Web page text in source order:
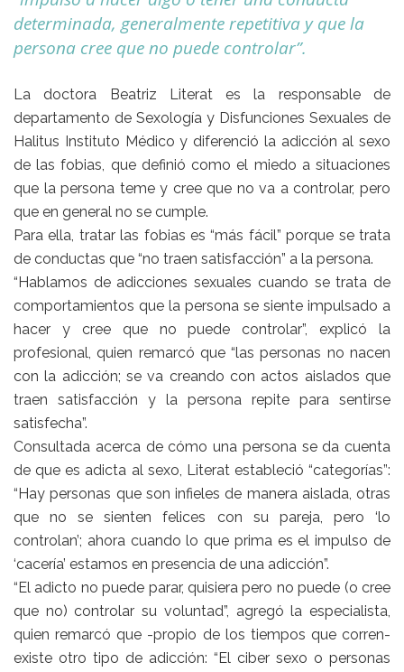
determinada, generalmente repetitiva y que la
persona cree que no puede controlar”.
La doctora Beatriz Literat es la responsable de
departamento de Sexología y Disfunciones Sexuales de
Halitus Instituto Médico y diferenció la adicción al sexo
de las fobias, que definió como el miedo a situaciones
que la persona teme y cree que no va a controlar, pero
que en general no se cumple.
Para ella, tratar las fobias es “más fácil” porque se trata
de conductas que “no traen satisfacción” a la persona.
“Hablamos de adicciones sexuales cuando se trata de
comportamientos que la persona se siente impulsado a
hacer y cree que no puede controlar”, explicó la
profesional, quien remarcó que “las personas no nacen
con la adicción; se va creando con actos aislados que
traen satisfacción y la persona repite para sentirse
satisfecha”.
Consultada acerca de cómo una persona se da cuenta
de que es adicta al sexo, Literat estableció “categorías”:
“Hay personas que son infieles de manera aislada, otras
que no se sienten felices con su pareja, pero ‘lo
controlan’; ahora cuando lo que prima es el impulso de
‘cacería’ estamos en presencia de una adicción”.
“El adicto no puede parar, quisiera pero no puede (o cree
que no) controlar su voluntad”, agregó la especialista,
quien remarcó que -propio de los tiempos que corren-
existe otro tipo de adicción: “El ciber sexo o personas